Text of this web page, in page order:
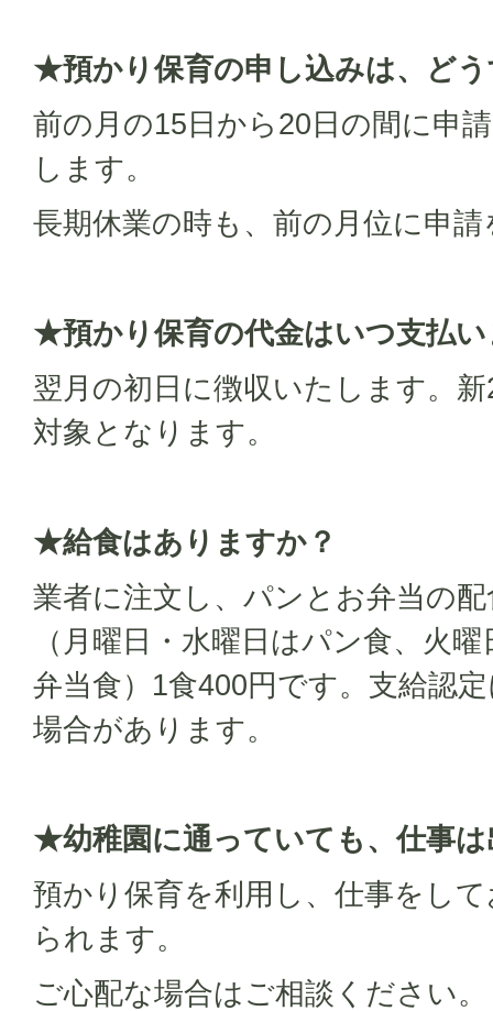
★預かり保育の申し込みは、ど
前の月の15日から20日の間に申
します。
長期休業の時も、前の月位に申
★預かり保育の代金はいつ支払
翌月の初日に徴収いたします。
対象となります。
★給食はありますか？
業者に注文し、パンとお弁当の
（月曜日・水曜日はパン食、火
弁当食）1食400円です。支給認
場合があります。
★幼稚園に通っていても、仕事
預かり保育を利用し、仕事をし
られます。
ご心配な場合はご相談ください。